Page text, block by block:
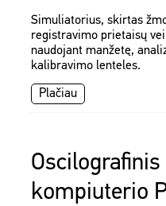
Simuliatorius, skirtas
registravimo prietaisų
naudojant manžetę,
kalibravimo lenteles.
Plačiau
kompiuterio